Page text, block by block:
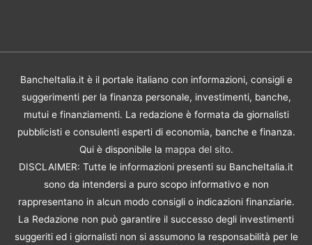
BancheItalia.it è il portale italiano con informazioni, consigli e
suggerimenti per la finanza personale, investimenti, banche,
mutui e finanziamenti. La redazione è formata da giornalisti
pubblicisti e consulenti esperti di economia, banche e finanza.
Qui è disponibile la mappa del sito.
DISCLAIMER: Tutte le informazioni presenti su BancheItalia.it
sono da intendersi a puro scopo informativo e non
rappresentano in alcun modo consigli o indicazioni finanziarie.
La Redazione non può garantire il successo degli investimenti
suggeriti ed i giornalisti non si assumono la responsabilità per le